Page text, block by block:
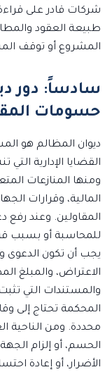
شركات قادر على
طبيعة العقود
المشروع أو توقف
سادساً: دور
حسومات
ديوان المظالم هو
القضايا الإدارية
ومنها المنازعات
المالية، وقرارات
المقاولين. وعند رفع
للمحاسبة أو بسبب
يجب أن تكون الدعوى
الاعتراض، والمبلغ
والمستندات التي
المحكمة تحتاج إلى
محددة. ومن الناحية
الحسم، أو إلزام
الأضرار، أو إعادة